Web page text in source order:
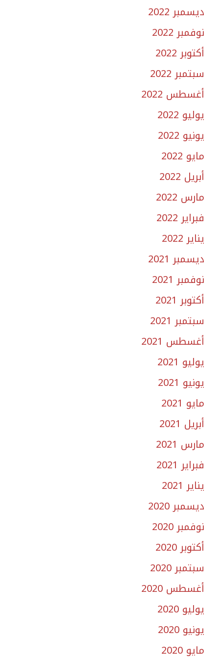
ديسمبر 2022
نوفمبر 2022
أكتوبر 2022
سبتمبر 2022
أغسطس 2022
يوليو 2022
يونيو 2022
مايو 2022
أبريل 2022
مارس 2022
فبراير 2022
يناير 2022
ديسمبر 2021
نوفمبر 2021
أكتوبر 2021
سبتمبر 2021
أغسطس 2021
يوليو 2021
يونيو 2021
مايو 2021
أبريل 2021
مارس 2021
فبراير 2021
يناير 2021
ديسمبر 2020
نوفمبر 2020
أكتوبر 2020
سبتمبر 2020
أغسطس 2020
يوليو 2020
يونيو 2020
مايو 2020